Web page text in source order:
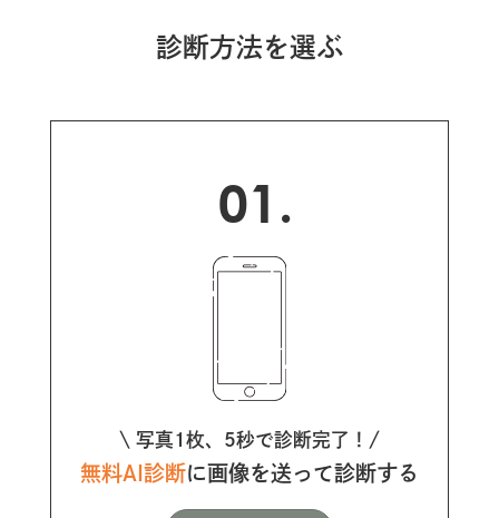
診断方法を選ぶ
01.
\ 写真1枚、5秒で診断完了！/
無料AI診断に画像を送って診断する